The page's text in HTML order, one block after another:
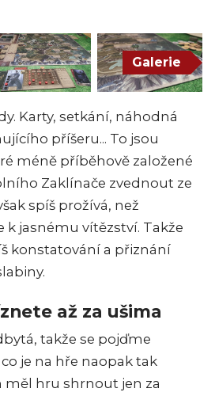
Galerie
Karty, setkání, náhodná
příšeru... To jsou
méně příběhově založené
Zaklínače zvednout ze
spíš prožívá, než
k jasnému vítězství. Takže
konstatování a přiznání
až za ušima
takže se pojďme
je na hře naopak tak
měl hru shrnout jen za